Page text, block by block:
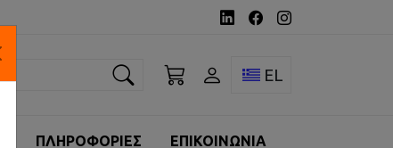
Toggle
EL
ΠΛΗΡΟΦΟΡΙΕΣ ΕΠΙΚΟΙΝΩΝΙΑ